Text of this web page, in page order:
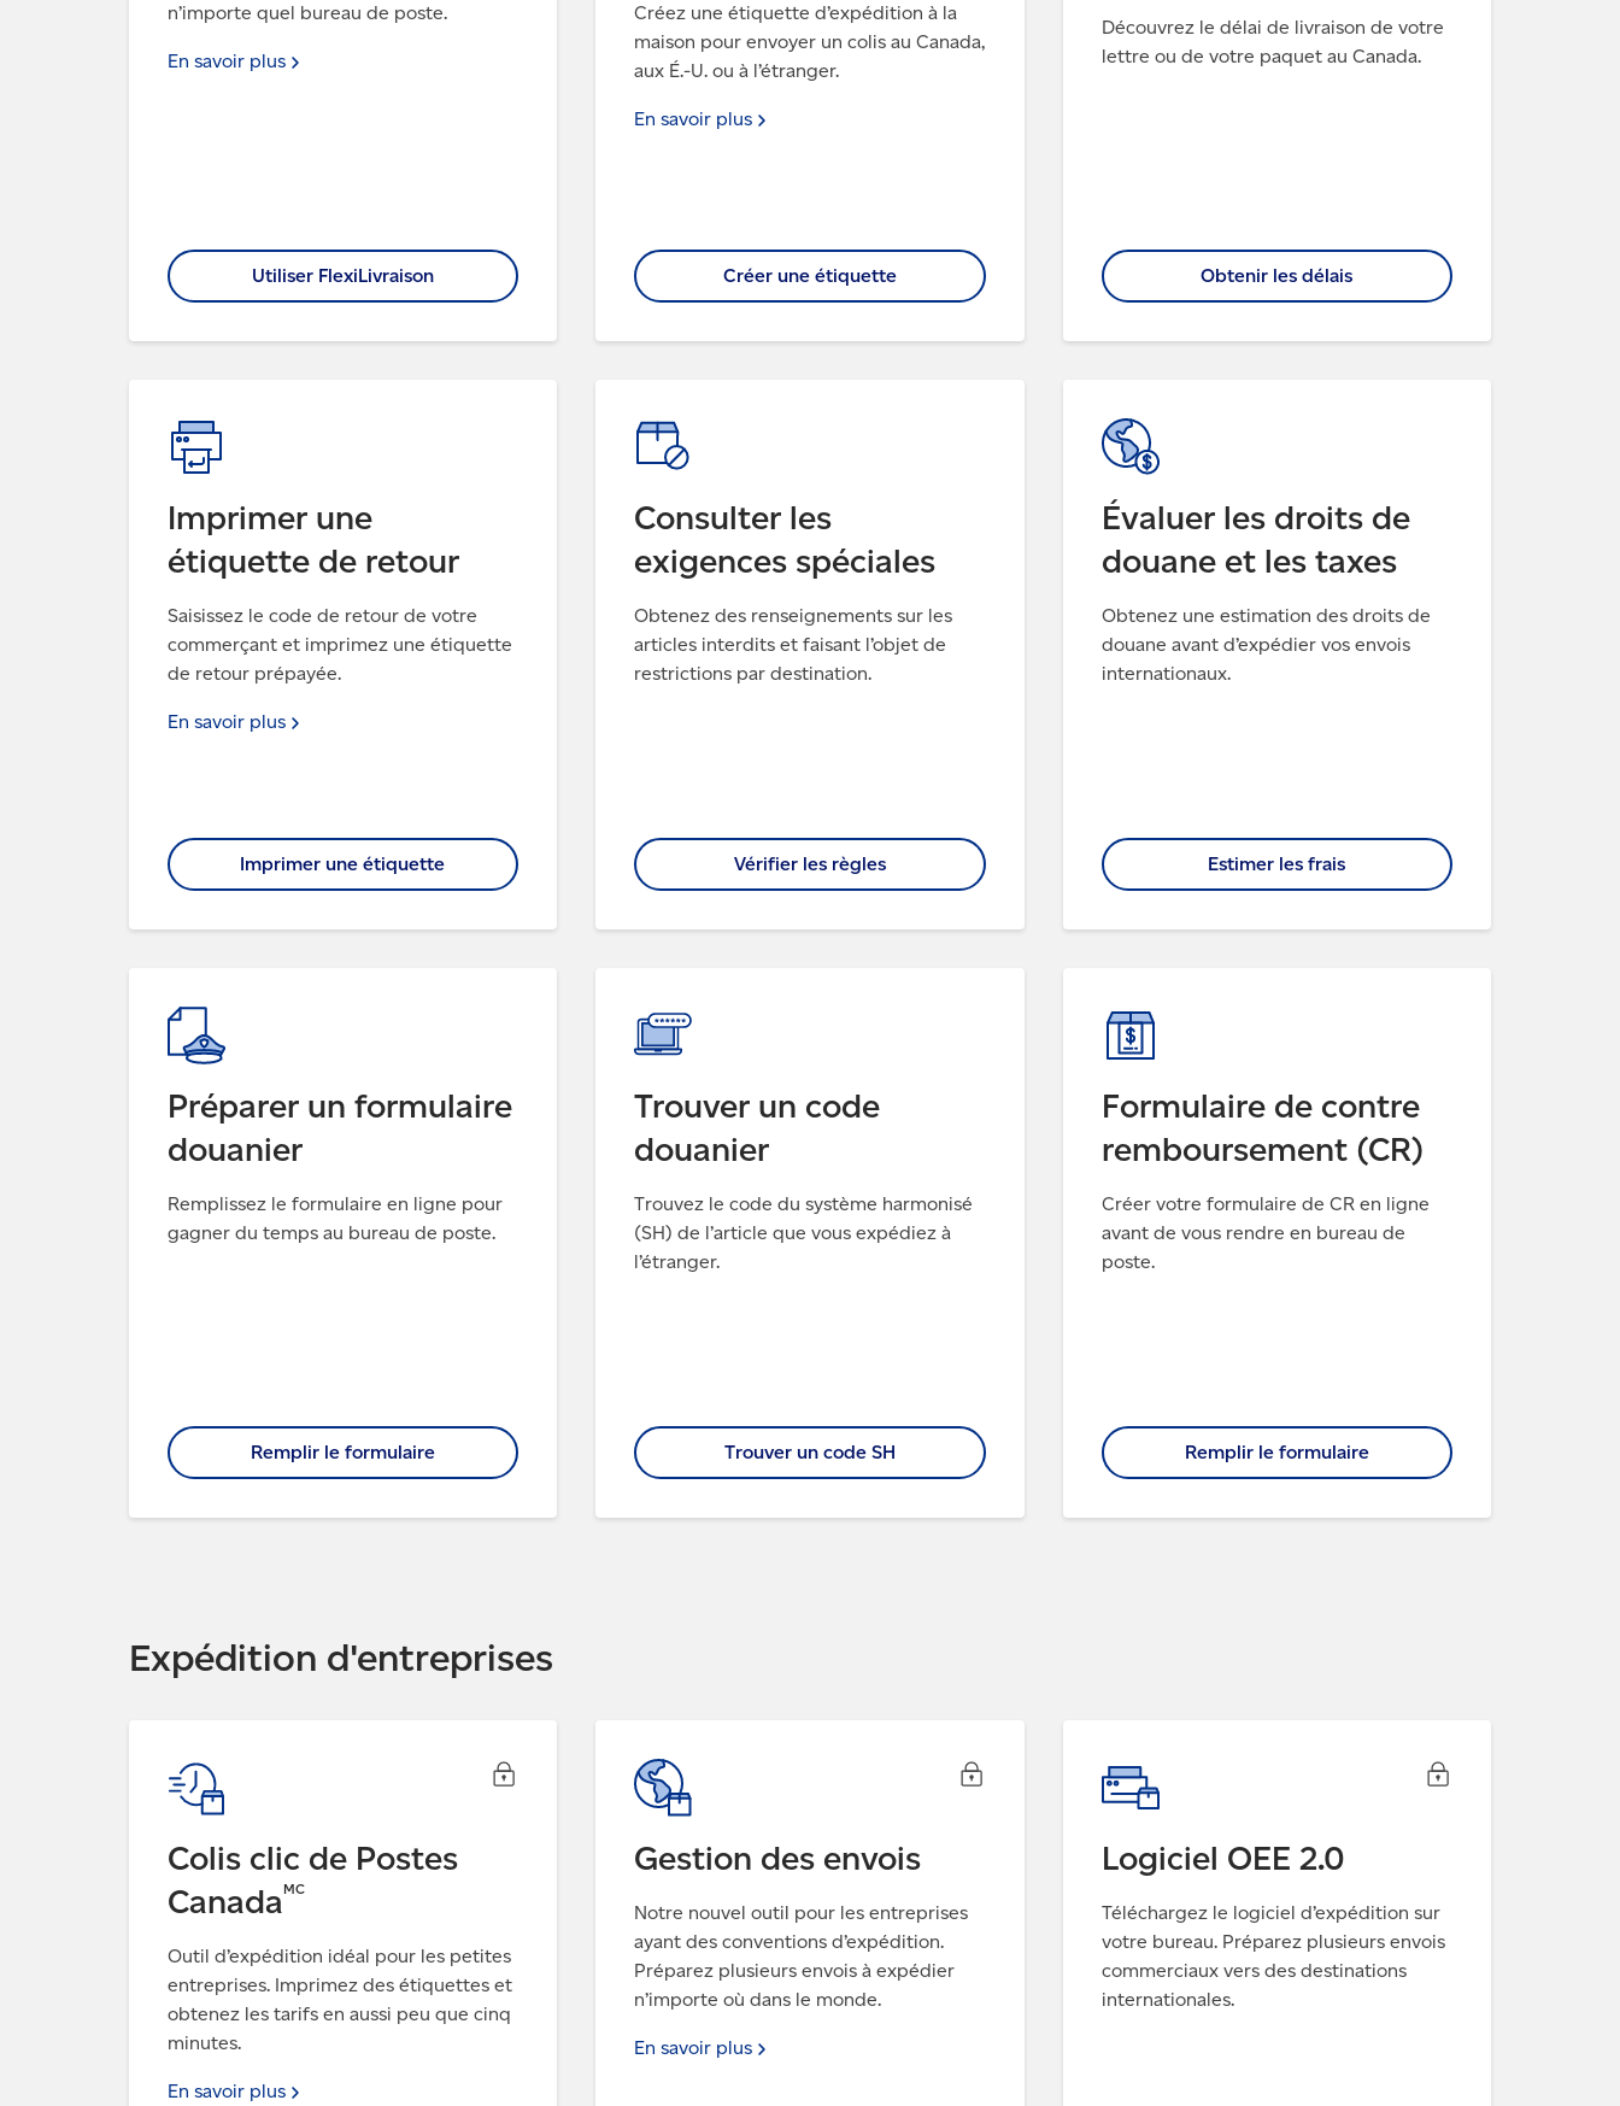
n’importe quel bureau de poste.
En savoir plus
Utiliser FlexiLivraison
Créez une étiquette d’expédition à la
maison pour envoyer un colis au Canada,
aux É.-U. ou à l’étranger.
En savoir plus
Créer une étiquette
Découvrez le délai de livraison de votre
lettre ou de votre paquet au Canada.
Obtenir les délais
Imprimer une
étiquette de retour
Saisissez le code de retour de votre
commerçant et imprimez une étiquette
de retour prépayée.
En savoir plus
Imprimer une étiquette
Consulter les
exigences spéciales
Obtenez des renseignements sur les
articles interdits et faisant l’objet de
restrictions par destination.
Vérifier les règles
Évaluer les droits de
douane et les taxes
Obtenez une estimation des droits de
douane avant d’expédier vos envois
internationaux.
Estimer les frais
Préparer un formulaire
douanier
Remplissez le formulaire en ligne pour
gagner du temps au bureau de poste.
Remplir le formulaire
Trouver un code
douanier
Trouvez le code du système harmonisé
(SH) de l’article que vous expédiez à
l’étranger.
Trouver un code SH
Formulaire de contre
remboursement (CR)
Créer votre formulaire de CR en ligne
avant de vous rendre en bureau de
poste.
Remplir le formulaire
Expédition d'entreprises
Colis clic de Postes
CanadaMC
Outil d’expédition idéal pour les petites
entreprises. Imprimez des étiquettes et
obtenez les tarifs en aussi peu que cinq
minutes.
En savoir plus
Gestion des envois
Notre nouvel outil pour les entreprises
ayant des conventions d’expédition.
Préparez plusieurs envois à expédier
n’importe où dans le monde.
En savoir plus
Logiciel OEE 2.0
Téléchargez le logiciel d’expédition sur
votre bureau. Préparez plusieurs envois
commerciaux vers des destinations
internationales.